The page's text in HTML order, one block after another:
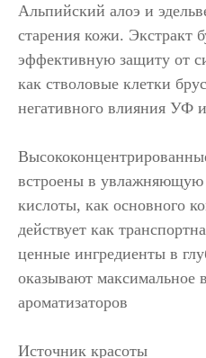
Альпийский алоэ и
старения кожи. Экстракт
эффективную защиту от
как стволовые клетки
негативного влияния УФ
встроены в увлажняющую
кислоты, как основного
действует как
ценные ингредиенты в
оказывают максимальное
ароматизаторов
Источник красоты